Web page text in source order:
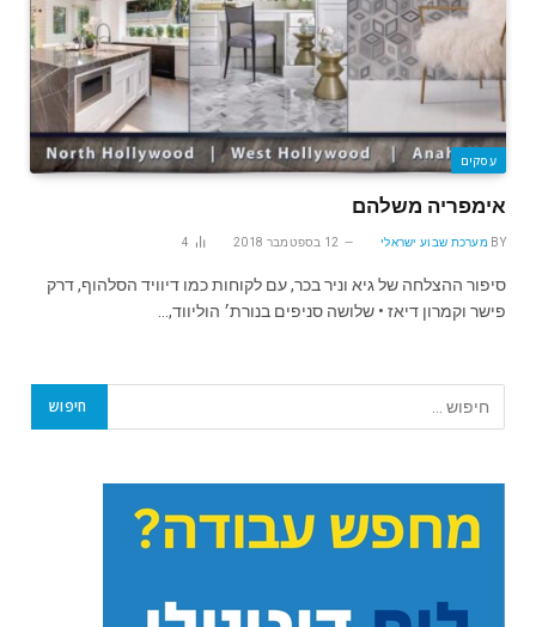
עסקים
אימפריה משלהם
BY מערכת שבוע ישראלי 12 בספטמבר 2018 4
סיפור ההצלחה של גיא וניר בכר, עם לקוחות כמו דיוויד הסלהוף, דרק
פישר וקמרון דיאז • שלושה סניפים בנורת׳ הוליווד,…